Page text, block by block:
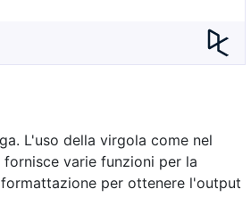
L'uso della virgola come nel
varie funzioni per la
per ottenere l'output